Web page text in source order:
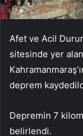
Afet ve Acil
sitesinde yer
deprem
Depremin 7
belirlendi.